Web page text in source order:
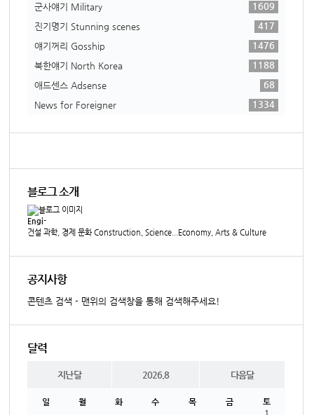
군사얘기 Military
1609
진기명기 Stunning scenes
417
얘기꺼리 Gosship
1476
북한얘기 North Korea
1188
애드센스 Adsense
68
News for Foreigner
1334
블로그 소개
Engi-
건설 과학, 경제 문화 Construction, Science...Economy, Arts & Culture
공지사항
콘텐츠 검색 - 맨위의 검색창을 통해 검색해주세요!
달력
지난달 2026.8 다음달
일 월 화 수 목 금
토
1